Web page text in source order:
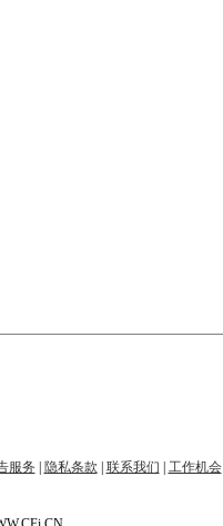
服务 隐私条款 联系我们 工作机会